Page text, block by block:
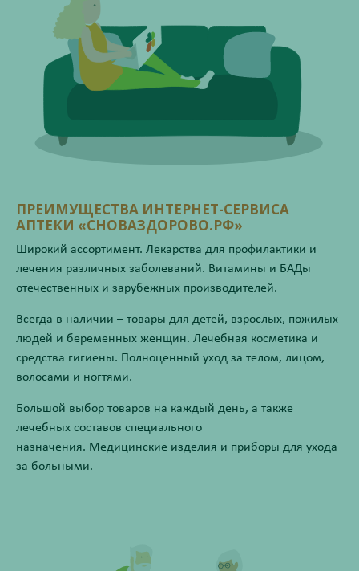
ПРЕИМУЩЕСТВА ИНТЕРНЕТ-СЕРВИСА
АПТЕКИ «СНОВАЗДОРОВО.РФ»
Широкий ассортимент. Лекарства для профилактики и
лечения различных заболеваний. Витамины и БАДы
отечественных и зарубежных производителей.
Всегда в наличии – товары для детей, взрослых, пожилых
людей и беременных женщин. Лечебная косметика и
средства гигиены. Полноценный уход за телом, лицом,
волосами и ногтями.
Большой выбор товаров на каждый день, а также
лечебных составов специального
назначения. Медицинские изделия и приборы для ухода
за больными.